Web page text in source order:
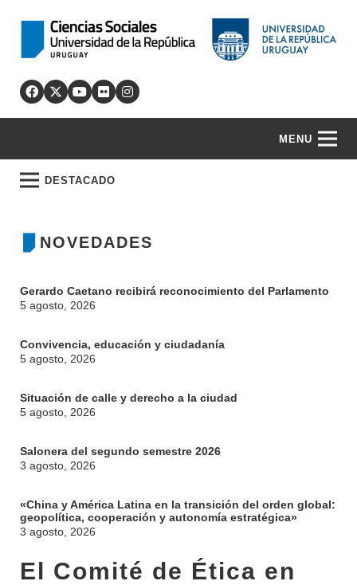
MENU
DESTACADO
NOVEDADES
Gerardo Caetano recibirá reconocimiento del Parlamento
5 agosto, 2026
Convivencia, educación y ciudadanía
5 agosto, 2026
Situación de calle y derecho a la ciudad
5 agosto, 2026
Salonera del segundo semestre 2026
3 agosto, 2026
«China y América Latina en la transición del orden global:
geopolítica, cooperación y autonomía estratégica»
3 agosto, 2026
El Comité de Ética en